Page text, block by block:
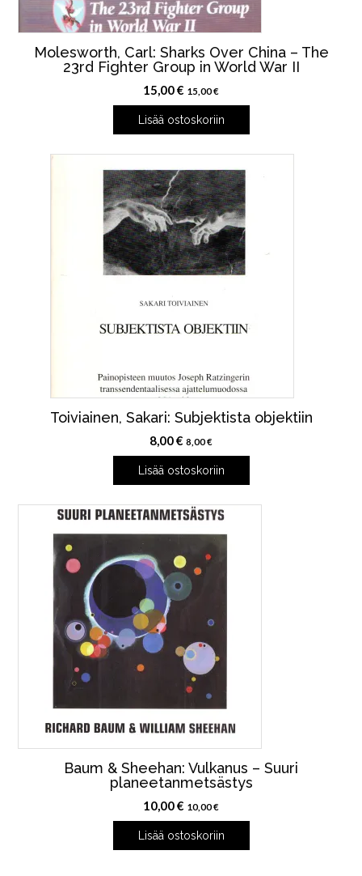
Molesworth, Carl: Sharks Over China – The
23rd Fighter Group in World War II
15,00€ 15,00€
Lisää ostoskoriin
Toiviainen, Sakari: Subjektista objektiin
8,00€ 8,00€
Lisää ostoskoriin
Baum & Sheehan: Vulkanus – Suuri
planeetanmetsästys
10,00€ 10,00€
Lisää ostoskoriin